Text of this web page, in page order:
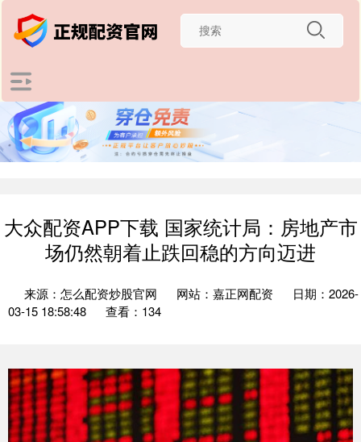
大众配资APP下载 国家统计局：房地产市
场仍然朝着止跌回稳的方向迈进
来源：怎么配资炒股官网 网站：嘉正网配资
日期：2026-
03-15 18:58:48
查看：134